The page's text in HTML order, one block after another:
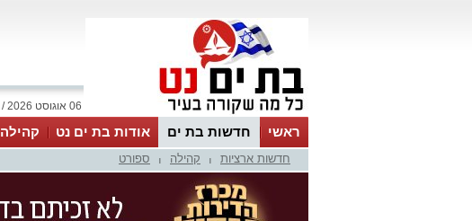
06 אוגוסט 2026 / 18:05
ראשי חדשות בת ים אודות בת ים נט קהילה
חדשות ארציות קהילה ספורט